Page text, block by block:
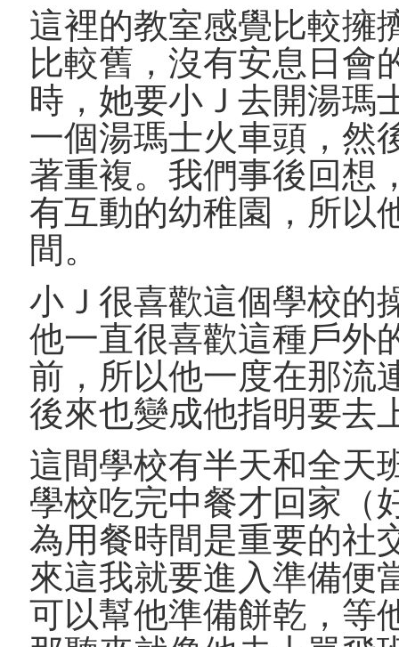
這裡的教室感覺比較擁
比較舊，沒有安息日會
時，她要小Ｊ去開湯瑪
一個湯瑪士火車頭，然
著重複。我們事後回想
有互動的幼稚園，所以
間。
小Ｊ很喜歡這個學校的
他一直很喜歡這種戶外
前，所以他一度在那流
後來也變成他指明要去
這間學校有半天和全天
學校吃完中餐才回家（
為用餐時間是重要的社
來這我就要進入準備便
可以幫他準備餅乾，等